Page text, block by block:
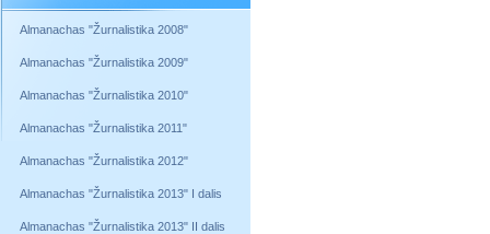
Almanachas "Žurnalistika 2008"
Almanachas "Žurnalistika 2009"
Almanachas "Žurnalistika 2010"
Almanachas "Žurnalistika 2011"
Almanachas "Žurnalistika 2012"
Almanachas "Žurnalistika 2013" I dalis
Almanachas "Žurnalistika 2013" II dalis